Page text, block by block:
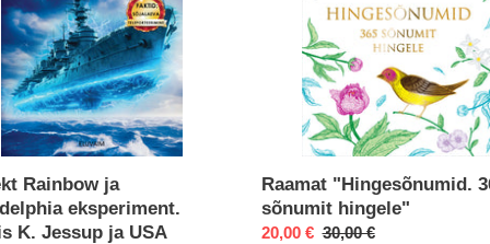
Rainbow ja
eksperiment.
K. Jessup ja USA
Raamat "Hingesõnumid.
sõnumit hingele"
Eripakkumine
20,00 € Regular
30,00 €